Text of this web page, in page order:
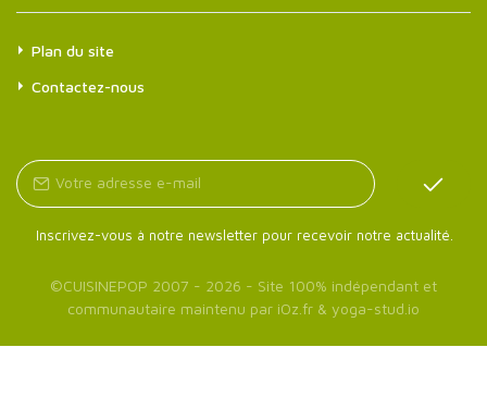
Plan du site
Contactez-nous
Inscrivez-vous à notre newsletter pour recevoir notre actualité.
©CUISINEPOP 2007 - 2026 - Site 100% indépendant et
communautaire maintenu par iOz.fr & yoga-stud.io